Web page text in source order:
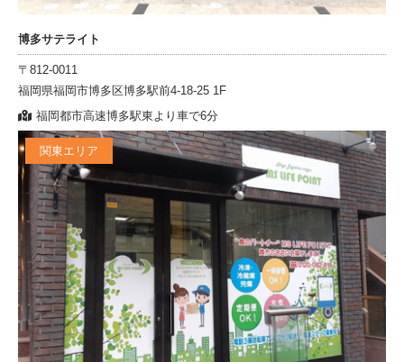
博多サテライト
〒812-0011
福岡県福岡市博多区博多駅前4-18-25 1F
福岡都市高速博多駅東より車で6分
関東エリア